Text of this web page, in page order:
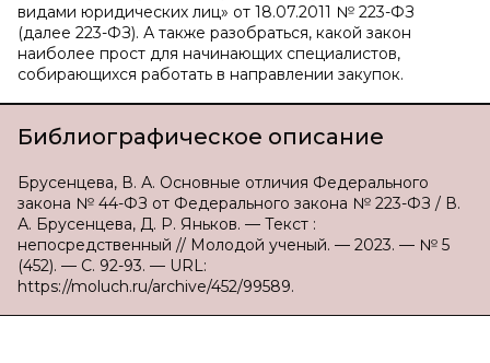
видами юридических лиц» от 18.07.2011 № 223-ФЗ
(далее 223-ФЗ). А также разобраться, какой закон
наиболее прост для начинающих специалистов,
собирающихся работать в направлении закупок.
Библиографическое описание
Брусенцева, В. А. Основные отличия Федерального
закона № 44-ФЗ от Федерального закона № 223-ФЗ / В.
А. Брусенцева, Д. Р. Яньков. — Текст :
непосредственный // Молодой ученый. — 2023. — № 5
(452). — С. 92-93. — URL:
https://moluch.ru/archive/452/99589.